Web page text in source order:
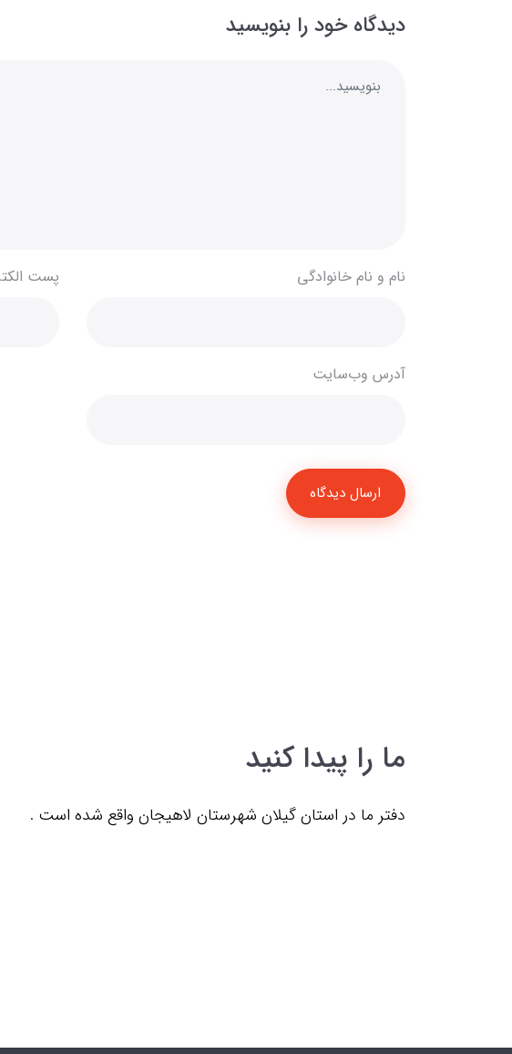
دیدگاه خود را بنویسید
نام و نام خانوادگی پست
آدرس وب‌سایت
ارسال دیدگاه
ما را پیدا کنید
دفتر ما در استان گیلان شهرستان لاهیجان واقع شده است .